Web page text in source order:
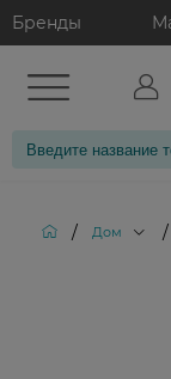
Бренды
/ Дом /